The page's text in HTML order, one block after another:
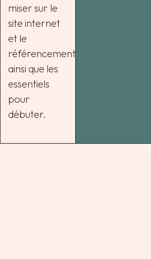
miser sur le
site internet
et le
référencement
ainsi que les
essentiels
pour
débuter.